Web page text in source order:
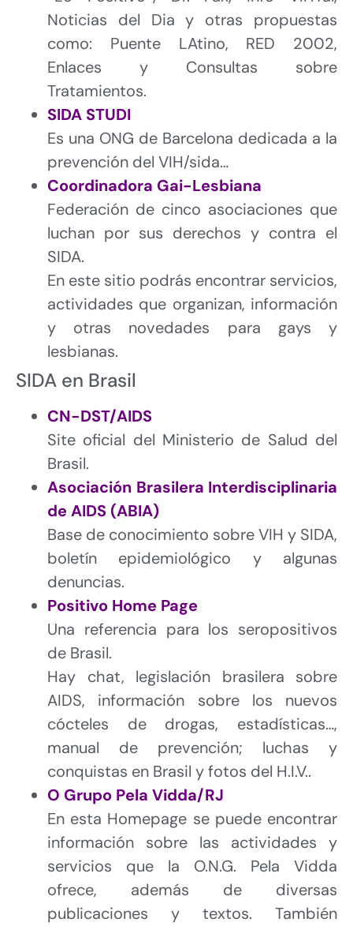
Noticias del Dia y otras propuestas
como: Puente LAtino, RED 2002,
Enlaces y Consultas sobre
Tratamientos.
SIDA STUDI
Es una ONG de Barcelona dedicada a la
prevención del VIH/sida…
Coordinadora Gai-Lesbiana
Federación de cinco asociaciones que
luchan por sus derechos y contra el
SIDA.
En este sitio podrás encontrar servicios,
actividades que organizan, información
y otras novedades para gays y
lesbianas.
SIDA en Brasil
CN-DST/AIDS
Site oficial del Ministerio de Salud del
Brasil.
Asociación Brasilera Interdisciplinaria
de AIDS (ABIA)
Base de conocimiento sobre VIH y SIDA,
boletín epidemiológico y algunas
denuncias.
Positivo Home Page
Una referencia para los seropositivos
de Brasil.
Hay chat, legislación brasilera sobre
AIDS, información sobre los nuevos
cócteles de drogas, estadísticas…,
manual de prevención; luchas y
conquistas en Brasil y fotos del H.I.V..
O Grupo Pela Vidda/RJ
En esta Homepage se puede encontrar
información sobre las actividades y
servicios que la O.N.G. Pela Vidda
ofrece, además de diversas
publicaciones y textos. También